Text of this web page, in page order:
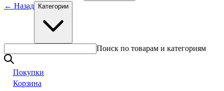
← Назад Категории
Поиск по товарам и категориям
Покупки
Корзина